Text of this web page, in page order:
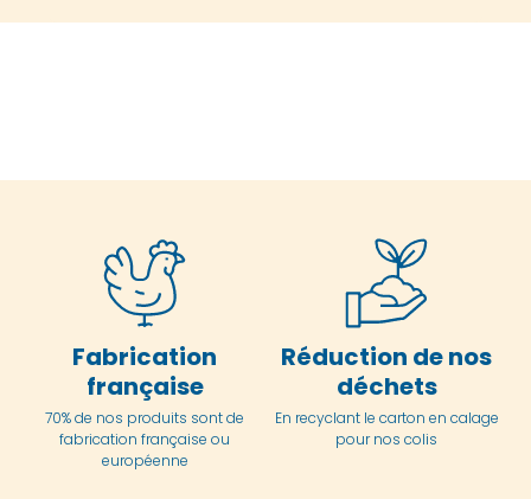
Fabrication
française
70% de nos produits sont de
fabrication française ou
européenne
Réduction de nos
déchets
En recyclant le carton en calage
pour nos colis